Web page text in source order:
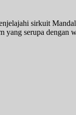
sirkuit
serupa dengan